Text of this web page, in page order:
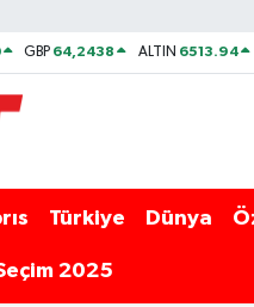
GBP 64,2438 ALTIN 6513.94
Türkiye Dünya
2025